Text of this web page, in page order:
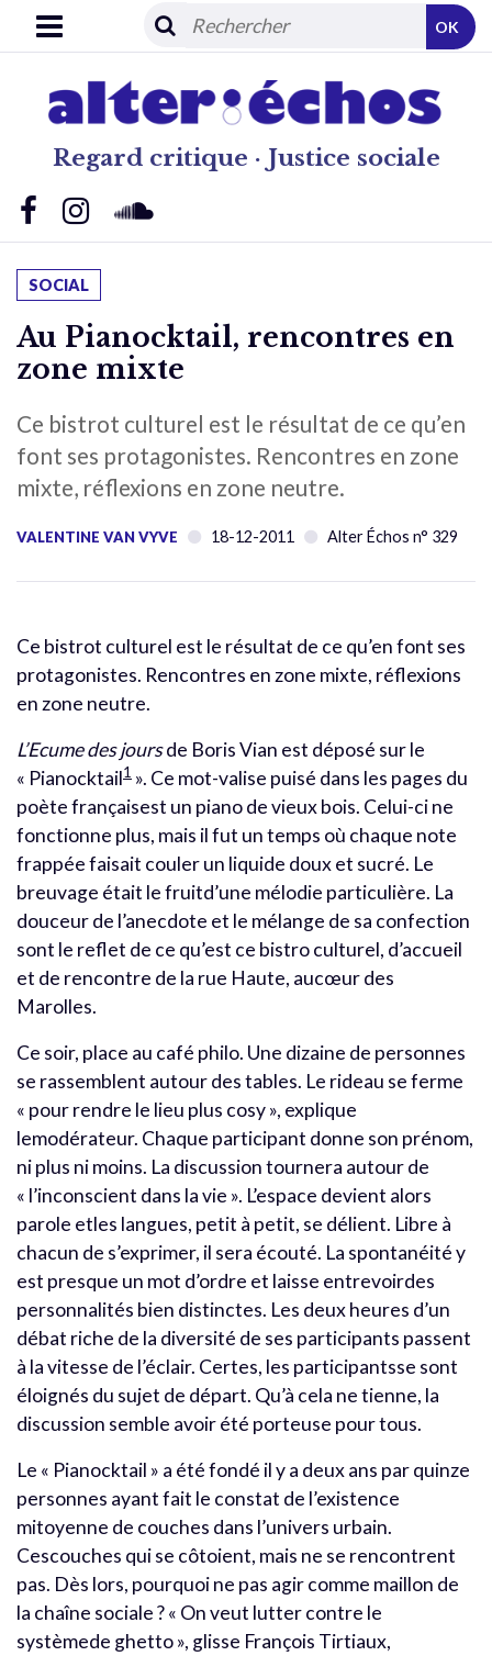
Regard critique · Justice sociale
OK
SOCIAL
Au Pianocktail, rencontres en
zone mixte
Ce bistrot culturel est le résultat de ce qu’en
font ses protagonistes. Rencontres en zone
mixte, réflexions en zone neutre.
VALENTINE VAN VYVE 18-12-2011 Alter Échos n° 329
Ce bistrot culturel est le résultat de ce qu’en font ses
protagonistes. Rencontres en zone mixte, réflexions
en zone neutre.
L’Ecume des joursde Boris Vian est déposé sur le
« Pianocktail1 ». Ce mot-valise puisé dans les pages du
poète françaisest un piano de vieux bois. Celui-ci ne
fonctionne plus, mais il fut un temps où chaque note
frappée faisait couler un liquide doux et sucré. Le
breuvage était le fruitd’une mélodie particulière. La
douceur de l’anecdote et le mélange de sa confection
sont le reflet de ce qu’est ce bistro culturel, d’accueil
et de rencontre de la rue Haute, aucœur des
Marolles.
Ce soir, place au café philo. Une dizaine de personnes
se rassemblent autour des tables. Le rideau se ferme
« pour rendre le lieu plus cosy », explique
lemodérateur. Chaque participant donne son prénom,
ni plus ni moins. La discussion tournera autour de
« l’inconscient dans la vie ». L’espace devient alors
parole etles langues, petit à petit, se délient. Libre à
chacun de s’exprimer, il sera écouté. La spontanéité y
est presque un mot d’ordre et laisse entrevoirdes
personnalités bien distinctes. Les deux heures d’un
débat riche de la diversité de ses participants passent
à la vitesse de l’éclair. Certes, les participantsse sont
éloignés du sujet de départ. Qu’à cela ne tienne, la
discussion semble avoir été porteuse pour tous.
Le « Pianocktail » a été fondé il y a deux ans par quinze
personnes ayant fait le constat de l’existence
mitoyenne de couches dans l’univers urbain.
Cescouches qui se côtoient, mais ne se rencontrent
pas. Dès lors, pourquoi ne pas agir comme maillon de
la chaîne sociale ? « On veut lutter contre le
systèmede ghetto », glisse François Tirtiaux,